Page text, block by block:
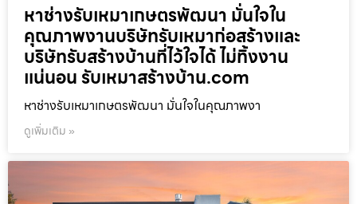
หาช่างรับเหมาเกษตรพัฒนา มั่นใจใน
คุณภาพงานบริษัทรับเหมาก่อสร้างและ
บริษัทรับสร้างบ้านที่ไว้ใจได้ ไม่ทิ้งงาน
แน่นอน รับเหมาสร้างบ้าน.com
หาช่างรับเหมาเกษตรพัฒนา มั่นใจในคุณภาพงา
ดูเพิ่มเติม »